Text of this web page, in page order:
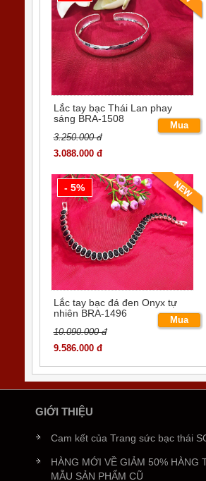
100% khách hàng hài
100% khách hàng hài
Mời bạn tham khảo cảm
Rất nhiều diễn viên nổi
hàng: Vân Hugo, Cường
Lắc tay bạc Thái Lan phay
sáng BRA-1508
3.250.000 đ
3.088.000 đ
Mua
ngay
- 5%
Lắc tay bạc đá đen Onyx tự
nhiên BRA-1496
10.090.000 đ
9.586.000 đ
Mua
ngay
GIỚI THIỆU
Cam kết của Trang sức bạc thái
HÀNG MỚI VỀ GIẢM 50% HÀNG
MẪU SẢN PHẨM CŨ